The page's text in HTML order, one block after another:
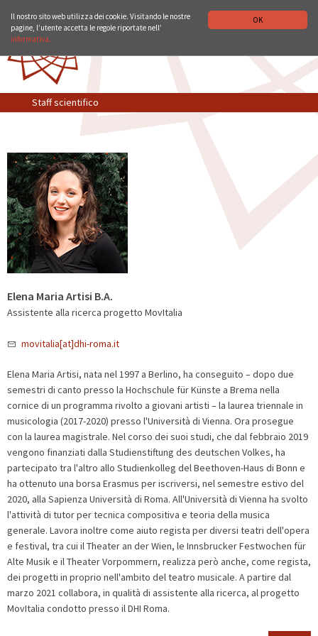
OK
Il nostro sito web utilizza dei cookie. Visitando le nostre
pagine, l’utente accetta le regole riportate nell’
informativa.
Staff scientifico
Elena Maria Artisi B.A.
Assistente alla ricerca progetto MovItalia
movitalia[at]dhi-roma.it
Elena Maria Artisi, nata nel 1997 a Berlino, ha conseguito – dopo due
semestri di canto presso la Hochschule für Künste a Brema nella
cornice di un programma rivolto a giovani artisti – la laurea triennale in
musicologia (2017-2020) presso l'Università di Vienna. Ora prosegue
con la laurea magistrale. Nel corso dei suoi studi, che dal febbraio 2019
vengono finanziati dalla Studienstiftung des deutschen Volkes, ha
partecipato tra l'altro allo Studienkolleg del Beethoven-Haus di Bonn e
ha ottenuto una borsa Erasmus per iscriversi, nel semestre estivo del
2020, alla Sapienza Università di Roma. All'Università di Vienna ha svolto
l'attività di tutor per tecnica compositiva e teoria della musica
generale. Lavora inoltre come aiuto regista per diversi teatri dell'opera
e festival, tra cui il Theater an der Wien, le Innsbrucker Festwochen für
Alte Musik e il Theater Vorpommern, realizza però anche, come regista,
dei progetti in proprio nell'ambito del teatro musicale. A partire dal
marzo 2021 collabora, in qualità di assistente alla ricerca, al progetto
MovItalia condotto presso il DHI Roma.